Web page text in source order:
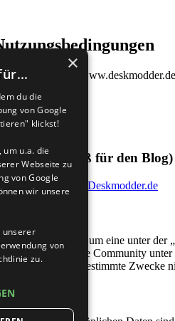
(„https://
sinngemäß für den Blog)
Verhaltensregeln für Deskmodder.de
sich bei phpBB um eine unter der „
deutschsprachige Community unter
der Software für bestimmte Zwecke
×
du die
von Google
klickst!
um u.a. die
Webseite zu
von Google
wir unsere
unserer
von
zu.